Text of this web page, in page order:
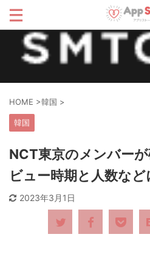
HOME >韓国 >
韓国
NCT東京のメンバー
ビュー時期と人数な
2023年3月1日